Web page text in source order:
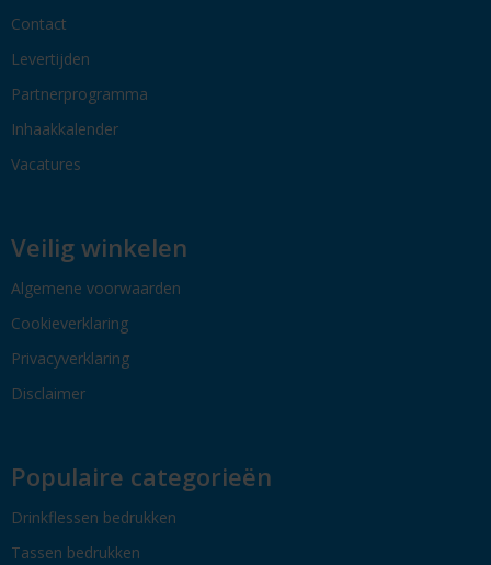
Contact
Levertijden
Partnerprogramma
Inhaakkalender
Vacatures
Veilig winkelen
Algemene voorwaarden
Cookieverklaring
Privacyverklaring
Disclaimer
Populaire categorieën
Drinkflessen bedrukken
Tassen bedrukken